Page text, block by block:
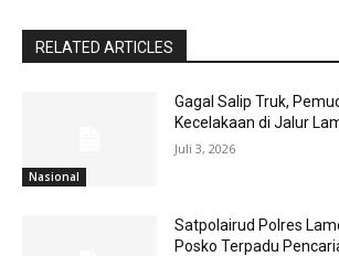
RELATED ARTICLES
Nasional
Gagal Salip Truk,
Kecelakaan di Jalur
Juli 3, 2026
Satpolairud Polres
Posko Terpadu